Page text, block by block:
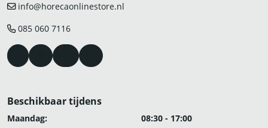
info@horecaonlinestore.nl
085 060 7116
Beschikbaar tijdens
Maandag:
08:30 - 17:00